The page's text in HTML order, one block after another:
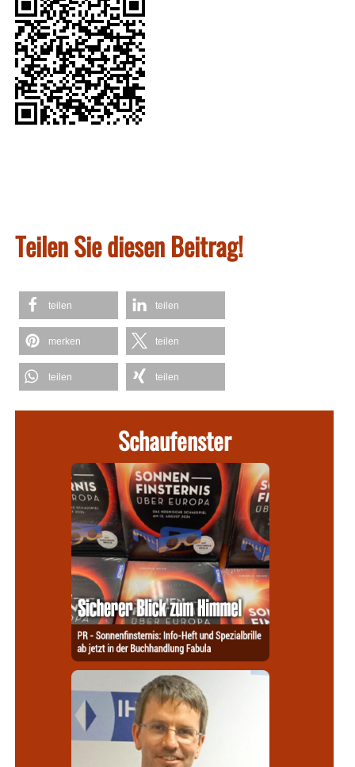
Teilen Sie diesen Beitrag!
teilen teilen
merken teilen
teilen teilen
Schaufenster